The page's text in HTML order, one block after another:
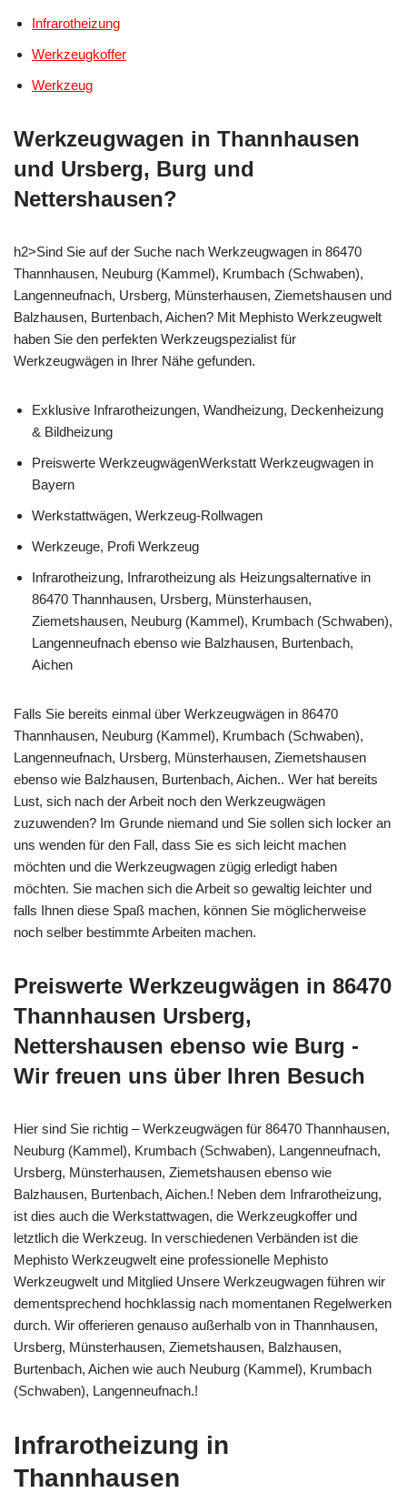
Infrarotheizung
Werkzeugkoffer
Werkzeug
Werkzeugwagen in Thannhausen
und Ursberg, Burg und
Nettershausen?
h2>Sind Sie auf der Suche nach Werkzeugwagen in 86470
Thannhausen, Neuburg (Kammel), Krumbach (Schwaben),
Langenneufnach, Ursberg, Münsterhausen, Ziemetshausen und
Balzhausen, Burtenbach, Aichen? Mit Mephisto Werkzeugwelt
haben Sie den perfekten Werkzeugspezialist für
Werkzeugwägen in Ihrer Nähe gefunden.
Exklusive Infrarotheizungen, Wandheizung, Deckenheizung
& Bildheizung
Preiswerte WerkzeugwägenWerkstatt Werkzeugwagen in
Bayern
Werkstattwägen, Werkzeug-Rollwagen
Werkzeuge, Profi Werkzeug
Infrarotheizung, Infrarotheizung als Heizungsalternative in
86470 Thannhausen, Ursberg, Münsterhausen,
Ziemetshausen, Neuburg (Kammel), Krumbach (Schwaben),
Langenneufnach ebenso wie Balzhausen, Burtenbach,
Aichen
Falls Sie bereits einmal über Werkzeugwägen in 86470
Thannhausen, Neuburg (Kammel), Krumbach (Schwaben),
Langenneufnach, Ursberg, Münsterhausen, Ziemetshausen
ebenso wie Balzhausen, Burtenbach, Aichen.. Wer hat bereits
Lust, sich nach der Arbeit noch den Werkzeugwägen
zuzuwenden? Im Grunde niemand und Sie sollen sich locker an
uns wenden für den Fall, dass Sie es sich leicht machen
möchten und die Werkzeugwagen zügig erledigt haben
möchten. Sie machen sich die Arbeit so gewaltig leichter und
falls Ihnen diese Spaß machen, können Sie möglicherweise
noch selber bestimmte Arbeiten machen.
Preiswerte Werkzeugwägen in 86470
Thannhausen Ursberg,
Nettershausen ebenso wie Burg -
Wir freuen uns über Ihren Besuch
Hier sind Sie richtig – Werkzeugwägen für 86470 Thannhausen,
Neuburg (Kammel), Krumbach (Schwaben), Langenneufnach,
Ursberg, Münsterhausen, Ziemetshausen ebenso wie
Balzhausen, Burtenbach, Aichen.! Neben dem Infrarotheizung,
ist dies auch die Werkstattwagen, die Werkzeugkoffer und
letztlich die Werkzeug. In verschiedenen Verbänden ist die
Mephisto Werkzeugwelt eine professionelle Mephisto
Werkzeugwelt und Mitglied Unsere Werkzeugwagen führen wir
dementsprechend hochklassig nach momentanen Regelwerken
durch. Wir offerieren genauso außerhalb von in Thannhausen,
Ursberg, Münsterhausen, Ziemetshausen, Balzhausen,
Burtenbach, Aichen wie auch Neuburg (Kammel), Krumbach
(Schwaben), Langenneufnach.!
Infrarotheizung in
Thannhausen